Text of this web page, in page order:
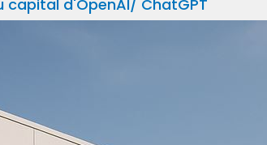
d'OpenAI/ ChatGPT